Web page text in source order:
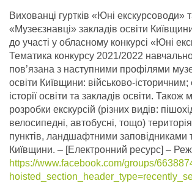
Вихованці гуртків «Юні екскурсоводи»
«Музеєзнавці» закладів освіти
до участі у обласному конкурсі «Юні
Тематика конкурсу 2021/2022
пов’язана з наступними профілями
освіти Київщини: військово-
історії освіти та закладів освіти.
розробки екскурсій (різних видів:
велосипедні, автобусні, тощо)
пунктів, ландшафтними заповідниками
Київщини. – [Електронний ресурс] –
https://www.facebook.com/groups/